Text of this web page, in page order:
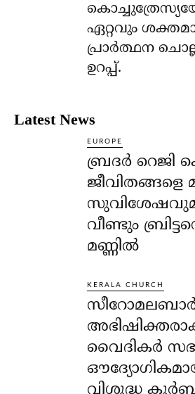
ഏറ്റവും
പ്രാര്‍ത്ഥന
ഉറപ്പ്.
Latest News
EUROPE
ബ്രദർ റെജി
ജീവിതങ്ങളെ
വീണ്ടും
മണ്ണിൽ
KERALA CHURCH
വൈദികർ
വിശുദ്ധ